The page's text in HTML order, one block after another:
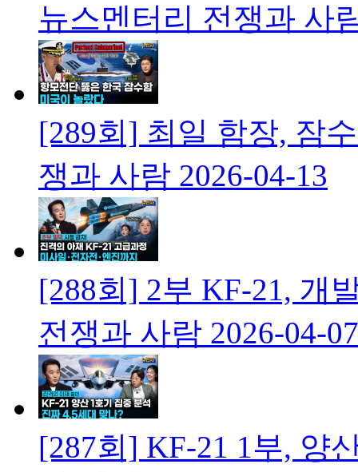
뉴스멘터리 전쟁과 사
[289회] 최일 함장, 잠
쟁과 사람 2026-04-13
[288회] 2부 KF-21, 개
전쟁과 사람 2026-04-07
[287회] KF-21 1부, 양